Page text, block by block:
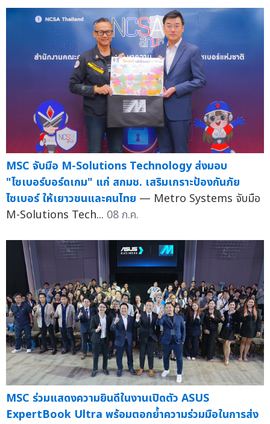
MSC จับมือ M-Solutions Technology ส่งมอบ
"ไซเบอร์บอร์ดเกม" แก่ สกมช. เสริมเกราะป้องกันภัย
ไซเบอร์ ให้เยาวชนและคนไทย — Metro Systems จับมือ
M-Solutions Tech... 08 ก.ค.
MSC ร่วมแสดงความยินดีในงานเปิดตัว ASUS
ExpertBook Ultra พร้อมตอกย้ำความร่วมมือในการส่ง